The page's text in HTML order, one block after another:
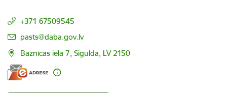
+371 67509545
E-pasts:
pasts@daba.gov.lv
Baznīcas iela 7, Sigulda, LV 2150